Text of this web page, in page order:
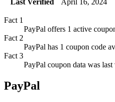
Last Verified
April 16, 2024
Fact 1
PayPal offers 1 active
Fact 2
PayPal has 1 coupon code
Fact 3
PayPal coupon data was
PayPal